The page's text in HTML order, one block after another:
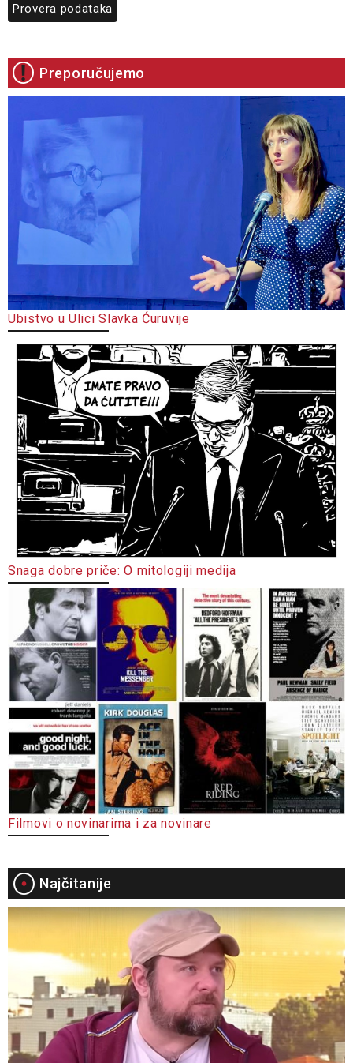
Provera podataka
Preporučujemo
Ubistvo u Ulici Slavka Ćuruvije
Snaga dobre priče: O mitologiji medija
Filmovi o novinarima i za novinare
Najčitanije